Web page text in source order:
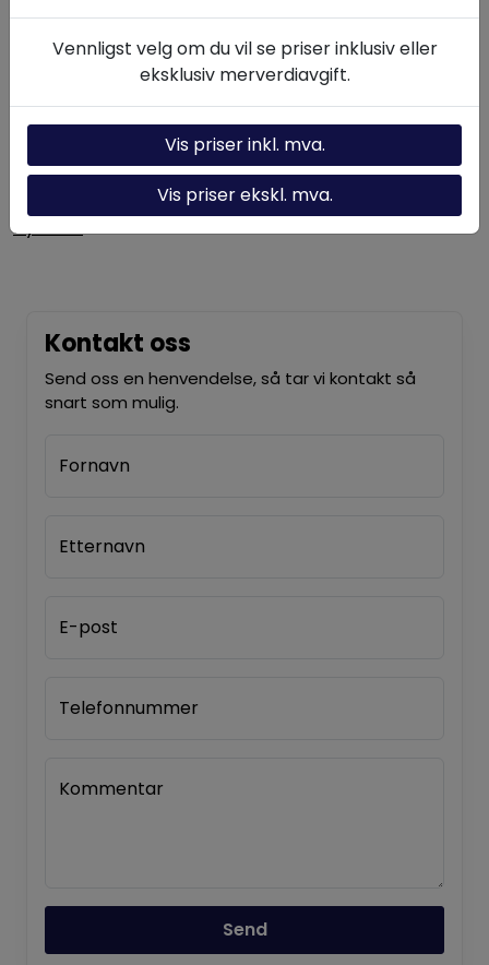
Nyttige linker
Kontakt oss
Nyheter
Kontakt oss
Send oss en henvendelse, så tar vi kontakt så
snart som mulig.
Fornavn
Etternavn
E-post
Telefonnummer
Kommentar
Send
Vennligst velg om du vil se priser inklusiv eller
eksklusiv merverdiavgift.
Vis priser inkl. mva.
Vis priser ekskl. mva.